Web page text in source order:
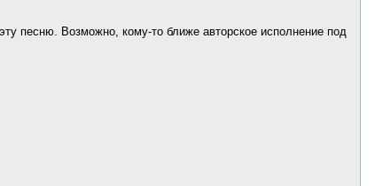
песню. Возможно, кому-то ближе авторское исполнение под